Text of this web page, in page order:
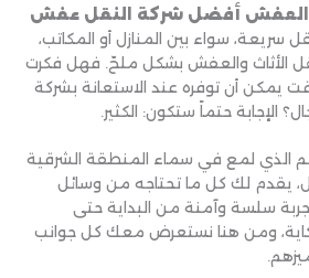
والعفش أفضل شركة النقل عفش
سواء بين المنازل أو المكاتب،
نقل الأثاث والعفش بشكل ملحّ. فهل فكرت
يمكن أن توفره عند الاستعانة بشركة
حتماً ستكون: الكثير.
الذي لمع في سماء المنطقة الشرقية
يقدم لك كل ما تحتاجه من وسائل
سلسة وآمنة من البداية حتى
ومن هنا نستعرض معك كل جوانب